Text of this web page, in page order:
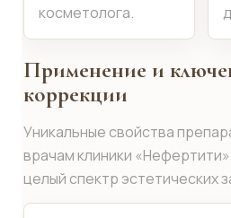
косметолога.
Применение и
коррекции
Уникальные свойства
врачам клиники
целый спектр эстетических